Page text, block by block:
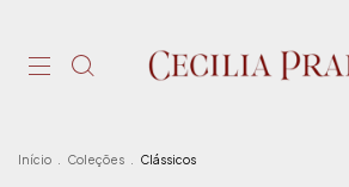
Início Coleções Clássicos